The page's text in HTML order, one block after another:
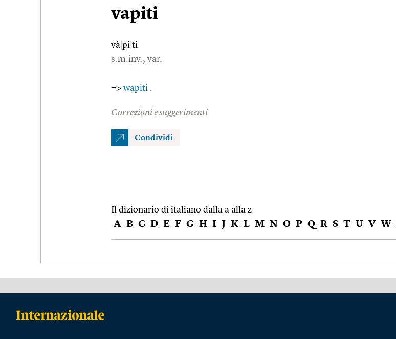
vapiti
và pi ti
s.m.inv., var.
=> wapiti .
Correzioni e suggerimenti
Condividi
Il dizionario di italiano dalla a alla z
A B C D E F G H I J K L M N O P Q R S T U V W